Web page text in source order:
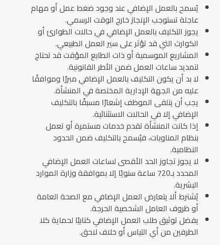
يُسمح بالعمل الإضافي عند وجود ضغط عمل أو مهام
عاجلة تستوجب الإنجاز خارج الوقت الرسمي.
يجوز التكليف بالعمل الإضافي في حالات الطوارئ أو
الكوارث التي قد تؤثر على سير العمل الطبيعي.
المشاريع الموسمية أو ذات الطابع المؤقت قد تحتاج
لتمديد ساعات العمل ضمن الأطر القانونية.
لا بد أن يكون التكليف بالعمل الإضافي مبررًا وموافقًا
عليه من الجهة الإدارية المختصة في المنشأة.
يجب أن يتلقى الموظف إشعارًا مسبقًا بالتكليف
الإضافي إلا في الحالات الاستثنائية.
إذا كانت المنشأة تقدم خدمات مستمرة أو تعمل
بنظام المناوبات، فيُسمح بالتكليف ضمن الحدود
النظامية.
لا يجوز تجاوز الحد الأقصى لساعات العمل الإضافي
المحدد بـ720 ساعة سنويًا إلا بموافقة وزارة الموارد
البشرية.
يُشترط ألا يتعارض العمل الإضافي مع الصحة العامة
أو ظروف العامل الشخصية الحرجة.
يفضل توثيق طلب العمل الإضافي كتابيًا لحماية كلا
الطرفين من أي التباس أو خلاف لاحق.